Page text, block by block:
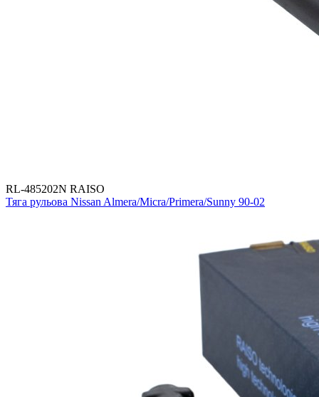
RL-485202N RAISO
Тяга рульова Nissan Almera/Micra/Primera/Sunny 90-02